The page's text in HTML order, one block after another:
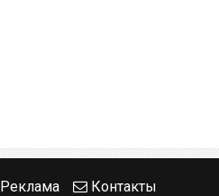
Реклама Контакты